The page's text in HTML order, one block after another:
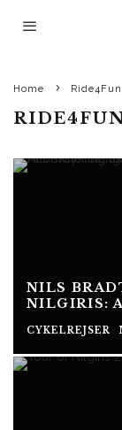
Home Ride4Fun
NILS
NILGIRIS:
CYKELREJSER